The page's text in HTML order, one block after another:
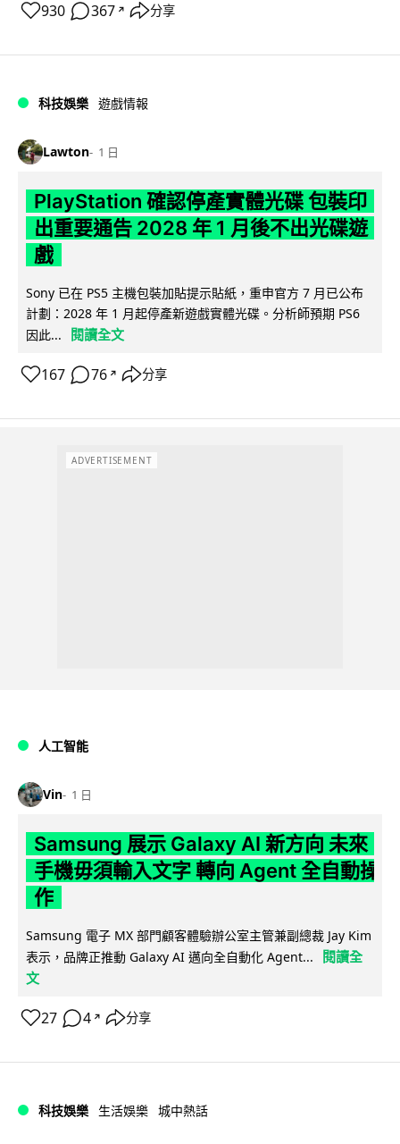
930 367 ↗ 分享
科技娛樂 遊戲情報
Lawton 1 日
PlayStation 確認停產實體光碟 包裝印
出重要通告 2028 年 1 月後不出光碟遊
戲
Sony 已在 PS5 主機包裝加貼提示貼紙，重申官方 7 月已公布
計劃：2028 年 1 月起停產新遊戲實體光碟。分析師預期 PS6
因此...
閱讀全文
167 76 ↗ 分享
ADVERTISEMENT
人工智能
Vin 1 日
Samsung 展示 Galaxy AI 新方向 未來
手機毋須輸入文字 轉向 Agent 全自動操
作
Samsung 電子 MX 部門顧客體驗辦公室主管兼副總裁 Jay Kim
表示，品牌正推動 Galaxy AI 邁向全自動化 Agent...
閱讀全
文
27 4 ↗ 分享
科技娛樂 生活娛樂 城中熱話